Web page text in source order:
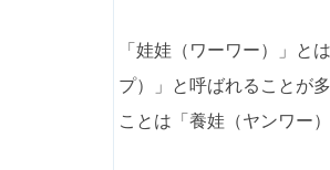
「娃娃（ワーワー）」と
プ）」と呼ばれることが
ことは「養娃（ヤンワー）